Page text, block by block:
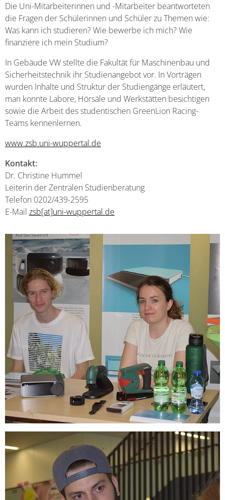
Die Uni-Mitarbeiterinnen und -Mitarbeiter beantworteten
die Fragen der Schülerinnen und Schüler zu Themen wie:
Was kann ich studieren? Wie bewerbe ich mich? Wie
finanziere ich mein Studium?
In Gebäude VW stellte die Fakultät für Maschinenbau und
Sicherheitstechnik ihr Studienangebot vor. In Vorträgen
wurden Inhalte und Struktur der Studiengänge erläutert,
man konnte Labore, Hörsäle und Werkstätten besichtigen
sowie die Arbeit des studentischen GreenLion Racing-
Teams kennenlernen.
www.zsb.uni-wuppertal.de
Kontakt:
Dr. Christine Hummel
Leiterin der Zentralen Studienberatung
Telefon 0202/439-2595
E-Mail zsb[at]uni-wuppertal.de